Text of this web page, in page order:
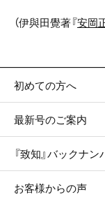
（伊與田覺著『安岡
初めての方へ
最新号のご案内
『致知』バックナン
お客様からの声